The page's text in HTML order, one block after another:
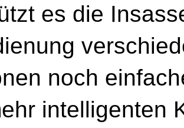
es die
noch
intelligenten